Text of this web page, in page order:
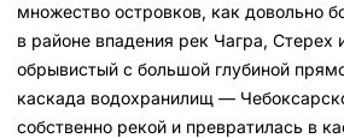
множество островков, как довольно
в районе впадения рек Чагра,
обрывистый с большой глубиной
каскада водохранилищ —
собственно рекой и превратилась в